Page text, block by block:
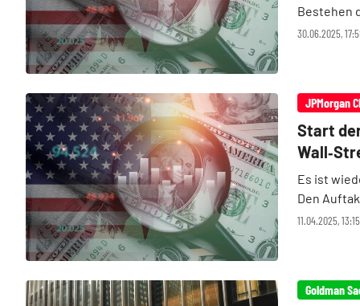
30.06.2025,
Bestehen
die Titel
JPMorgan
11.04.2025,
Start
Es ist
Den
JPMorgan
Goldman